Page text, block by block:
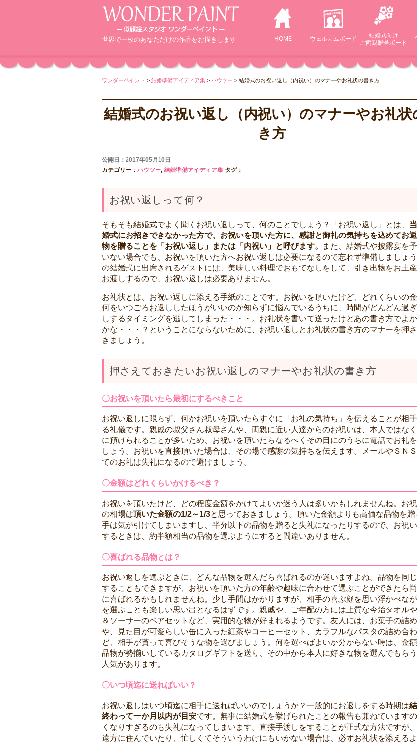
世界で一枚のあなただけの作品をお描きします HOME ウェルカムボード
結婚式向け
ご両親贈呈ボード
ワンダーペイント > 結婚準備アイディア集 > ハウツー > 結婚式のお祝い返し（内祝い）のマナーやお礼状の書き方
結婚式のお祝い返し（内祝い）のマナーやお礼状
き方
公開日：2017年05月10日
カテゴリー： ハウツー, 結婚準備アイディア集 タグ：
お祝い返しって何？
そもそも結婚式でよく聞くお祝い返しって、何のことでしょう？「お祝い返し」とは、
婚式にお招きできなかった方で、お祝いを頂いた方に、感謝と御礼の気持ちを込めてお
物を贈ることを「お祝い返し」または「内祝い」と呼びます。
また、結婚式や披露宴を
いない場合でも、お祝いを頂いた方へお祝い返しは必要になるので忘れず準備しましょう
の結婚式に出席されるゲストには、美味しい料理でおもてなしをして、引き出物をお土
お渡しするので、お祝い返しは必要ありません。
お礼状とは、お祝い返しに添える手紙のことです。お祝いを頂いたけど、どれくらいの金
何をいつごろお返ししたほうがいいのか知らずに悩んでいるうちに、時間がどんどん過
しするタイミングを逃してしまった・・・。お礼状を書いて送ったけどあの書き方でよ
かな・・・？ということにならないために、お祝い返しとお礼状の書き方のマナーを押
きましょう。
押さえておきたいお祝い返しのマナーやお礼状の書き方
〇お祝いを頂いたら最初にするべきこと
お祝い返しに限らず、何かお祝いを頂いたらすぐに「お礼の気持ち」を伝えることが相
る礼儀です。親戚の叔父さん叔母さんや、両親に近い人達からのお祝いは、本人ではな
に預けられることが多いため、お祝いを頂いたらなるべくその日にのうちに電話でお礼を
しょう。お祝いを直接頂いた場合は、その場で感謝の気持ちを伝えます。メールやＳＮ
てのお礼は失礼になるので避けましょう。
〇金額はどれくらいかけるべき？
お祝いを頂いたけど、どの程度金額をかけてよいか迷う人は多いかもしれませんね。お
の相場は頂いた金額の1/2～1/3と思っておきましょう。頂いた金額よりも高価な品物を贈
手は気が引けてしまいますし、半分以下の品物を贈ると失礼になったりするので、お祝
するときは、約半額相当の品物を選ぶようにすると間違いありません。
〇喜ばれる品物とは？
お祝い返しを選ぶときに、どんな品物を選んだら喜ばれるのか迷いますよね。品物を同
することもできますが、お祝いを頂いた方の年齢や趣味に合わせて選ぶことができたら
に喜ばれるかもしれませんね。少し手間はかかりますが、相手の喜ぶ顔を思い浮かべな
を選ぶことも楽しい思い出となるはずです。親戚や、ご年配の方には上質な今治タオル
＆ソーサーのペアセットなど、実用的な物が好まれるようです。友人には、お菓子の詰
や、見た目が可愛らしい缶に入った紅茶やコーヒーセット、カラフルなパスタの詰め合
ど、相手が貰って喜びそうな物を選びましょう。何を選べばよいか分からない時は、金
品物が勢揃いしているカタログギフトを送り、その中から本人に好きな物を選んでもら
人気があります。
〇いつ頃迄に送ればいい？
お祝い返しはいつ頃迄に相手に送ればいいのでしょうか？一般的にお返しをする時期は
終わって一か月以内が目安です。無事に結婚式を挙げられたことの報告も兼ねています
くなりすぎるのも失礼になってしまいます。直接手渡しをすることが正式な方法ですが
遠方に住んでいたり、忙しくてそういうわけにもいかない場合は、必ずお礼状を添える